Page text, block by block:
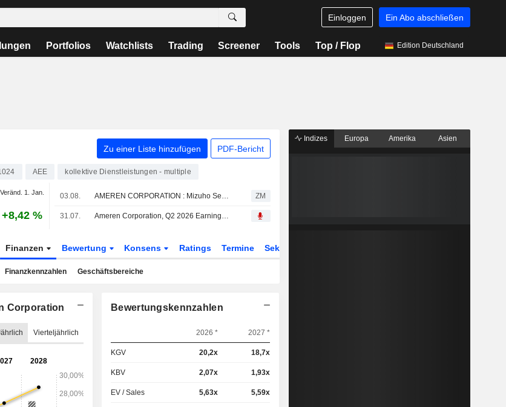
Einloggen Ein Abo abschließen
Portfolios Watchlists Trading Screener Tools Top / Flop Edition Deutschland
Zu einer Liste hinzufügen PDF-Bericht
AEE kollektive Dienstleistungen - multiple
Veränd. 1. Jan.
+8,42 %
03.08. AMEREN CORPORATION : Mizuho Securities bekräftigt seine Kaufempfehlung ZM
31.07. Ameren Corporation, Q2 2026 Earnings Call, Jul 31, 2026
Finanzen Bewertung Konsens Ratings Termine Sektor
Finanzkennzahlen Geschäftsbereiche
Corporation
Vierteljährlich
Bewertungskennzahlen
2026 * 2027 *
KGV 20,2x 18,7x
KBV 2,07x 1,93x
EV / Sales 5,63x 5,59x
Indizes Europa Amerika Asien